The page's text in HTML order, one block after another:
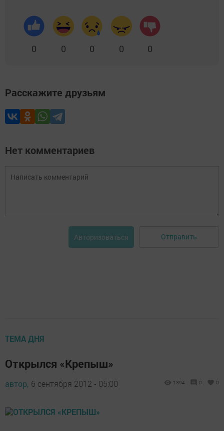
0 0 0 0 0
Расскажите друзьям
Нет комментариев
Авторизоваться Отправить
ТЕМА ДНЯ
Открылся «Крепыш»
автор, 6 сентября 2012 - 05:00 1394 0 0